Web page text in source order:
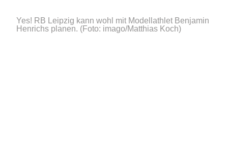
Yes! RB Leipzig kann wohl mit Modellathlet Benjamin
Henrichs planen. (Foto: imago/Matthias Koch)